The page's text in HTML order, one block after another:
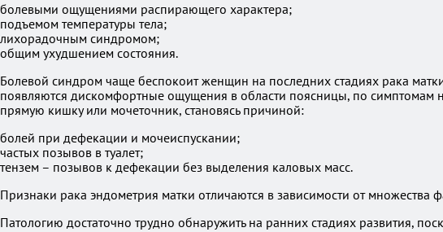
болевыми ощущениями распирающего характера;
подъемом температуры тела;
лихорадочным синдромом;
общим ухудшением состояния.
Болевой синдром чаще беспокоит женщин на последних стадиях рака
появляются дискомфортные ощущения в области поясницы, по
прямую кишку или мочеточник, становясь причиной:
болей при дефекации и мочеиспускании;
частых позывов в туалет;
тензем – позывов к дефекации без выделения каловых масс.
Признаки рака эндометрия матки отличаются в зависимости от
Патологию достаточно трудно обнаружить на ранних стадиях развития,